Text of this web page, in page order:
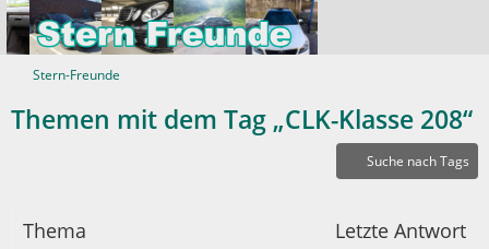
Stern-Freunde
Themen mit dem Tag „CLK-Klasse 208“
Suche nach Tags
Thema Letzte Antwort